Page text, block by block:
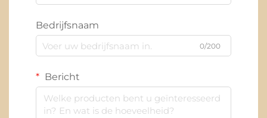
Bedrijfsnaam
0/200
Bericht